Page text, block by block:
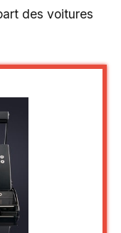
des voitures